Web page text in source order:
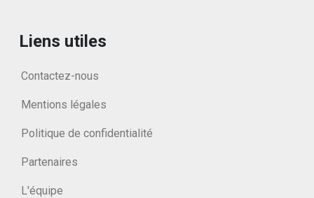
Liens utiles
Contactez-nous
Mentions légales
Politique de confidentialité
Partenaires
L'équipe